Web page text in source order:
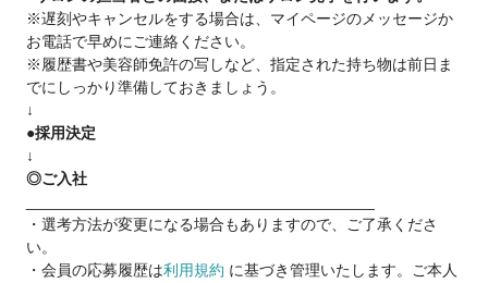
入社スタッフのリアルな声
👩 27歳・女性（入社3ヶ月）
「前職を人間関係で退社→acoron入社。顧客ゼロから月収50万
円達成！」
👨 29歳・男性（入社9ヶ月）
「週休2日でプライベートも充実、収入は前職の2倍に！半年で
指名売上80万円達成」
・指名歩合40%
・店販売上15%
・入社お祝い金最大10万円あり！
※遅刻やキャンセルをする場合は、マイページのメッセージか
お電話で早めにご連絡ください。
※履歴書や美容師免許の写しなど、指定された持ち物は前日ま
でにしっかり準備しておきましょう。
↓
●採用決定
↓
◎ご入社
・選考方法が変更になる場合もありますので、ご了承くださ
い。
・会員の応募履歴は利用規約 に基づき管理いたします。ご本人